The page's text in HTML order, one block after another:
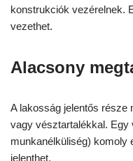
konstrukciók vezérelnek.
vezethet.
Alacsony
A lakosság jelentős része
vagy vésztartalékkal. Egy
munkanélküliség) komoly
jelenthet.